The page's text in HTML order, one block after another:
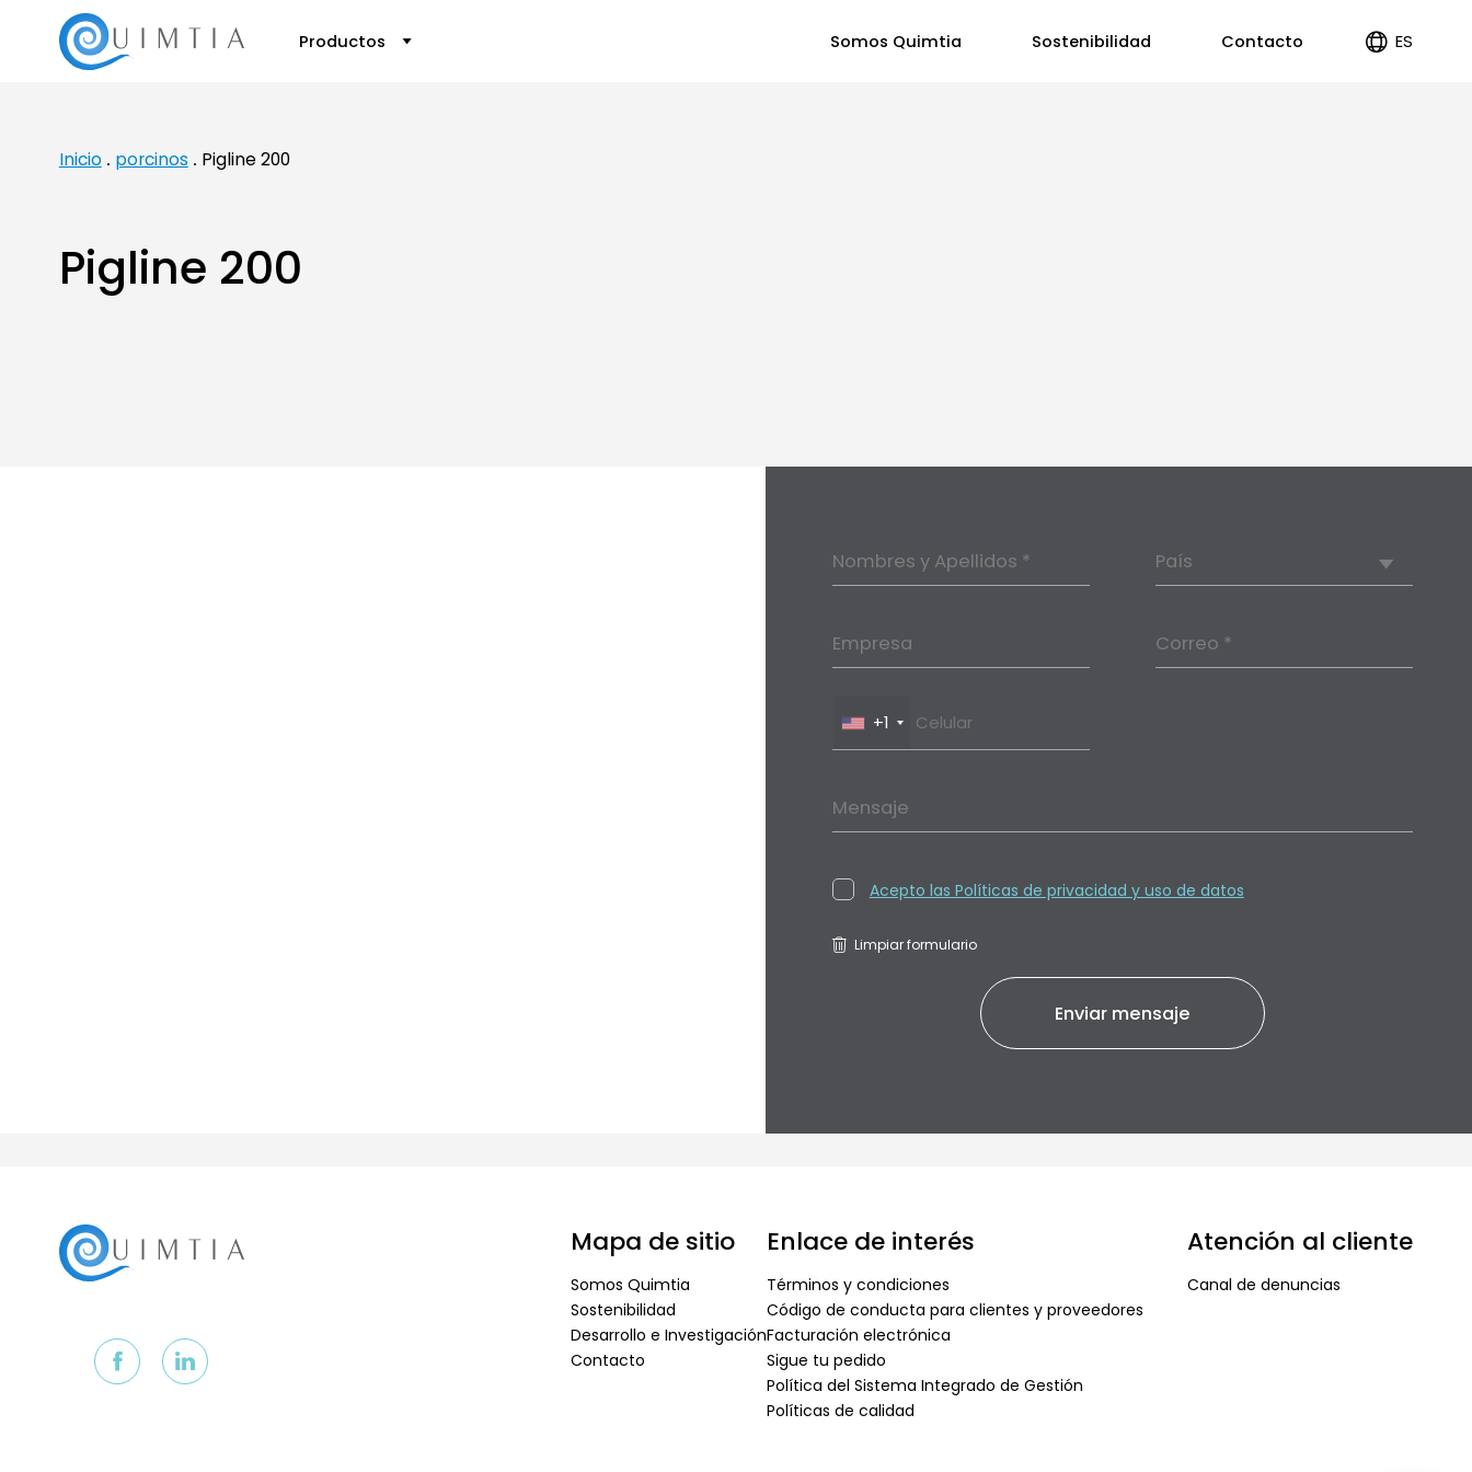
Productos Somos Quimtia Sostenibilidad Contacto ES
Inicio
porcinos Pigline 200
Pigline 200
Nombres y Apellidos * País
Empresa Correo *
+1
Mensaje
Acepto las Políticas de privacidad y uso de datos
Limpiar formulario
Mapa de sitio
Somos Quimtia
Sostenibilidad
Desarrollo e Investigación
Contacto
Enlace de interés
Términos y condiciones
Código de conducta para clientes y proveedores
Facturación electrónica
Sigue tu pedido
Política del Sistema Integrado de Gestión
Políticas de calidad
Atención al cliente
Canal de denuncias